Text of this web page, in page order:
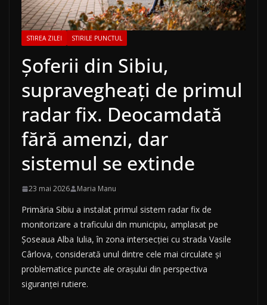
STIREA ZILEI STIRILE PUNCTUL
Șoferii din Sibiu,
supravegheați de primul
radar fix. Deocamdată
fără amenzi, dar
sistemul se extinde
23 mai 2026 Maria Manu
Primăria Sibiu a instalat primul sistem radar fix de
monitorizare a traficului din municipiu, amplasat pe
Șoseaua Alba Iulia, în zona intersecției cu strada Vasile
Cârlova, considerată unul dintre cele mai circulate și
problematice puncte ale orașului din perspectiva
siguranței rutiere.